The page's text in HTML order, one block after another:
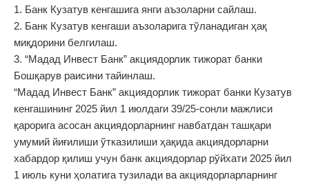
1. Банк Кузатув кенгашига янги аъзоларни сайлаш.
2. Банк Кузатув кенгаши аъзоларига тўланадиган ҳақ
миқдорини белгилаш.
3. “Мадад Инвест Банк” акциядорлик тижорат банки
Бошқарув раисини тайинлаш.
“Мадад Инвест Банк” акциядорлик тижорат банки Кузатув
кенгашининг 2025 йил 1 июлдаги 39/25-сонли мажлиси
қарорига асосан акциядорларнинг навбатдан ташқари
умумий йиғилиши ўтказилиши ҳақида акциядорларни
хабардор қилиш учун банк акциядорлар рўйхати 2025 йил
1 июль куни ҳолатига тузилади ва акциядорларларнинг